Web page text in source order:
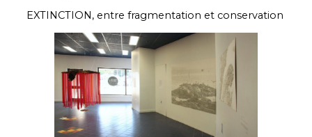
EXTINCTION, entre fragmentation et conservation